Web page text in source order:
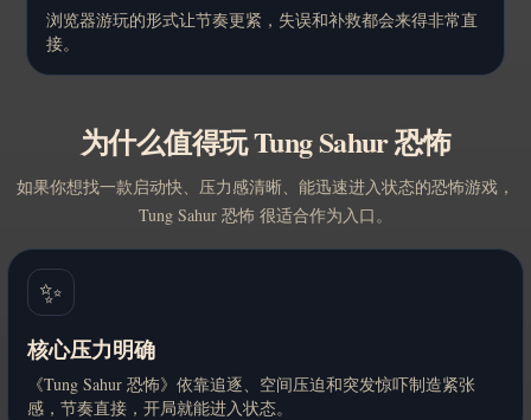
浏览器游玩的形式让节奏更紧，失误和补救都会来得非常直
接。
为什么值得玩 Tung Sahur 恐怖
如果你想找一款启动快、压力感清晰、能迅速进入状态的恐怖游戏，
Tung Sahur 恐怖 很适合作为入口。
✨
核心压力明确
《Tung Sahur 恐怖》依靠追逐、空间压迫和突发惊吓制造紧张
感，节奏直接，开局就能进入状态。